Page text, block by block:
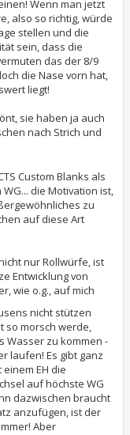
Wenn man jetzt
also so richtig, würde
stellen und die
sein, dass die
das der 8/9
die Nase vorn hat,
liegt!
sie haben ja auch
nach Strich und
Custom Blanks als
die Motivation ist,
zu
auf diese Art
nur Rollwürfe, ist
Entwicklung von
wie o.g., auf mich
nicht stützen
so morsch werde,
Wasser zu kommen -
laufen! Es gibt ganz
EH die
auf höchste WG
dazwischen braucht
anzufügen, ist der
Aber